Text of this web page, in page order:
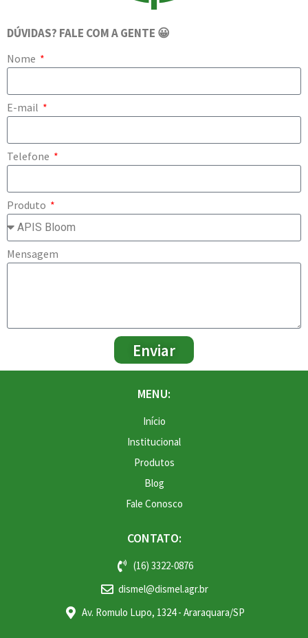
DÚVIDAS? FALE COM A GENTE 😀
Nome
E-mail
Telefone
Produto
Mensagem
Enviar
MENU:
Início
Institucional
Produtos
Blog
Fale Conosco
CONTATO:
(16) 3322-0876
dismel@dismel.agr.br
Av. Romulo Lupo, 1324 - Araraquara/SP